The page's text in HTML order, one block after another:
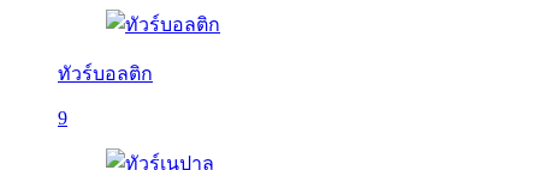
ทัวร์บอลติก
9